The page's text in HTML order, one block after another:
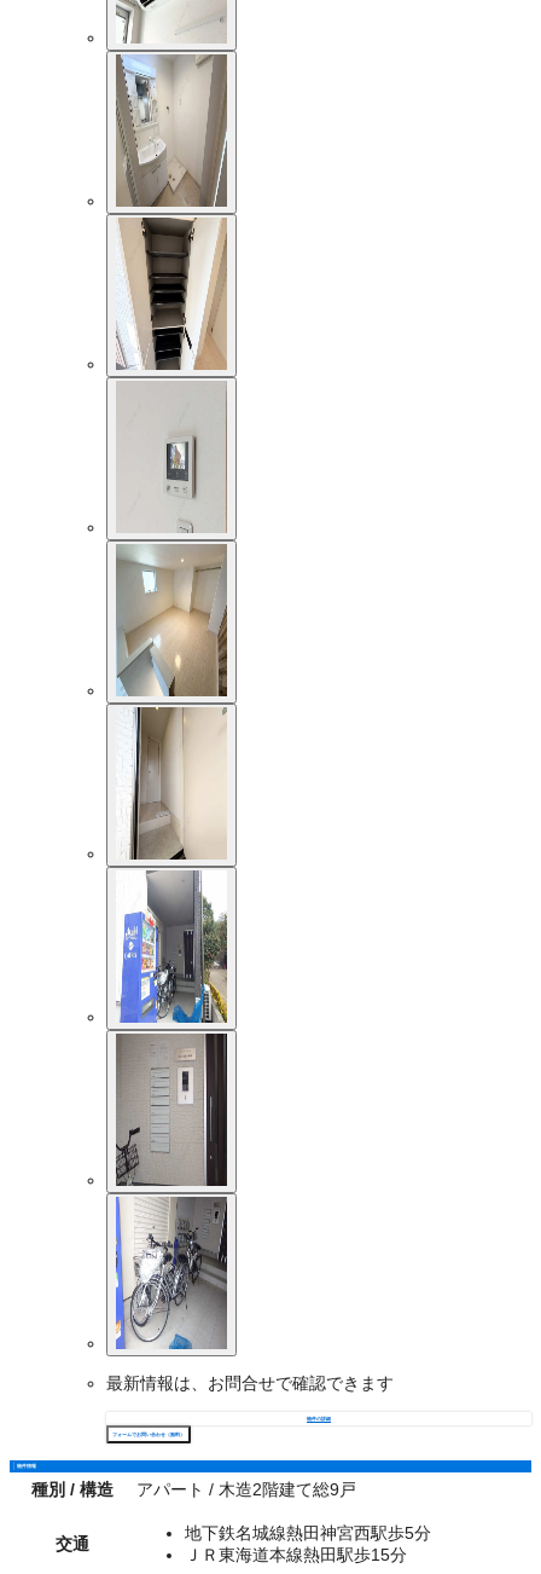
最新情報は、お問合せで確認できます
物件の詳細
フォームでお問い合わせ（無料）
物件情報
種別 / 構造 アパート / 木造2階建て総9戸
交通
地下鉄名城線熱田神宮西駅歩5分
ＪＲ東海道本線熱田駅歩15分